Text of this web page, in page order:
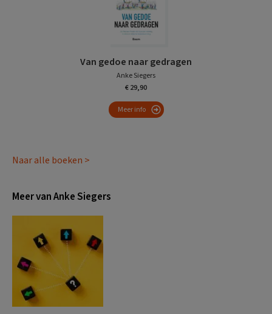
Van gedoe naar gedragen
Anke Siegers
€ 29,90
Meer info
Naar alle boeken >
Meer van Anke Siegers